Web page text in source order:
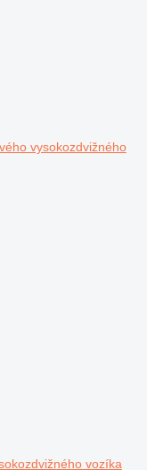
vysokozdvižného
vozíka